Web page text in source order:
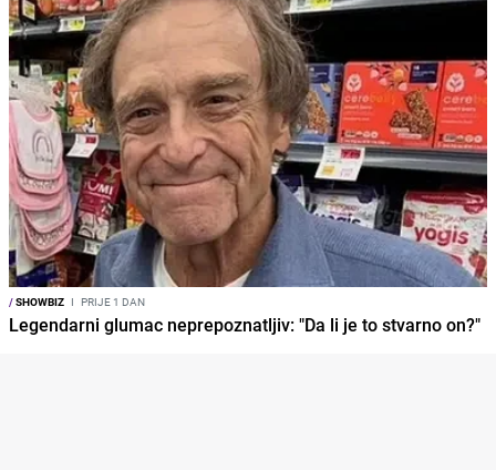
/SHOWBIZ I PRIJE 1 DAN
Legendarni glumac neprepoznatljiv: "Da li je to stvarno on?"